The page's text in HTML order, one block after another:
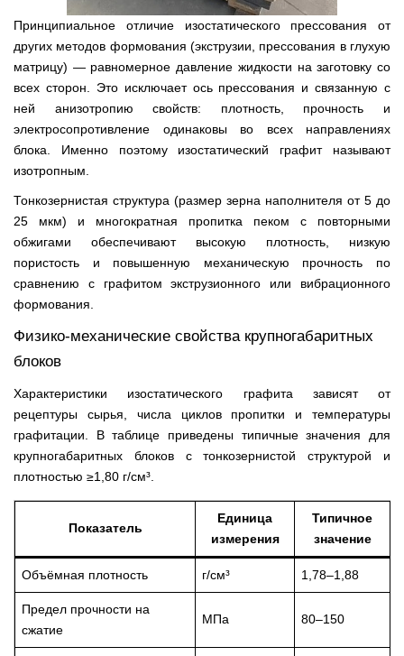
Принципиальное отличие изостатического прессования от
других методов формования (экструзии, прессования в глухую
матрицу) — равномерное давление жидкости на заготовку со
всех сторон. Это исключает ось прессования и связанную с
ней анизотропию свойств: плотность, прочность и
электросопротивление одинаковы во всех направлениях
блока. Именно поэтому изостатический графит называют
изотропным.
Тонкозернистая структура (размер зерна наполнителя от 5 до
25 мкм) и многократная пропитка пеком с повторными
обжигами обеспечивают высокую плотность, низкую
пористость и повышенную механическую прочность по
сравнению с графитом экструзионного или вибрационного
формования.
Физико-механические свойства крупногабаритных
блоков
Характеристики изостатического графита зависят от
рецептуры сырья, числа циклов пропитки и температуры
графитации. В таблице приведены типичные значения для
крупногабаритных блоков с тонкозернистой структурой и
плотностью ≥1,80 г/см³.
Показатель
Единица
измерения
Типичное
значение
Объёмная плотность г/см³ 1,78–1,88
Предел прочности на
сжатие
МПа 80–150